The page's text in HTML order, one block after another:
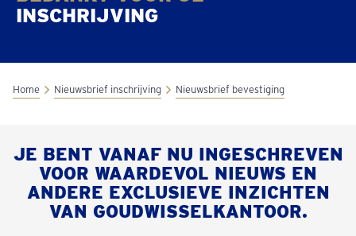
INSCHRIJVING
Home Nieuwsbrief inschrijving Nieuwsbrief bevestiging
JE BENT VANAF NU INGESCHREVEN
VOOR WAARDEVOL NIEUWS EN
ANDERE EXCLUSIEVE INZICHTEN
VAN GOUDWISSELKANTOOR.